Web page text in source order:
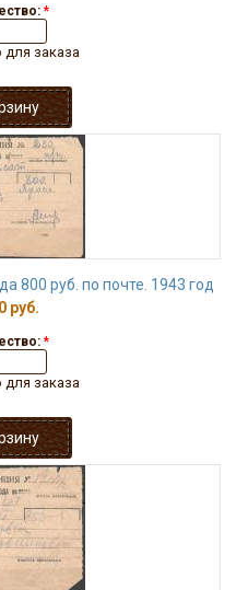
*
для заказа
800 руб. по почте. 1943 год
руб.
*
для заказа